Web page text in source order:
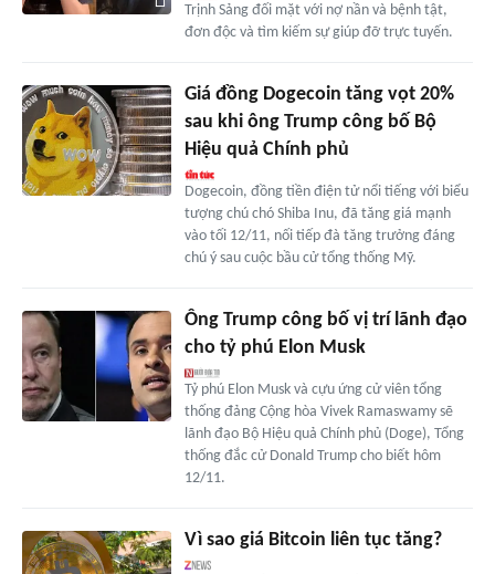
Trịnh Sảng đối mặt với nợ nần và bệnh tật,
đơn độc và tìm kiếm sự giúp đỡ trực tuyến.
Giá đồng Dogecoin tăng vọt 20%
sau khi ông Trump công bố Bộ
Hiệu quả Chính phủ
Dogecoin, đồng tiền điện tử nổi tiếng với biểu
tượng chú chó Shiba Inu, đã tăng giá mạnh
vào tối 12/11, nối tiếp đà tăng trưởng đáng
chú ý sau cuộc bầu cử tổng thống Mỹ.
Ông Trump công bố vị trí lãnh đạo
cho tỷ phú Elon Musk
Tỷ phú Elon Musk và cựu ứng cử viên tổng
thống đảng Cộng hòa Vivek Ramaswamy sẽ
lãnh đạo Bộ Hiệu quả Chính phủ (Doge), Tổng
thống đắc cử Donald Trump cho biết hôm
12/11.
Vì sao giá Bitcoin liên tục tăng?